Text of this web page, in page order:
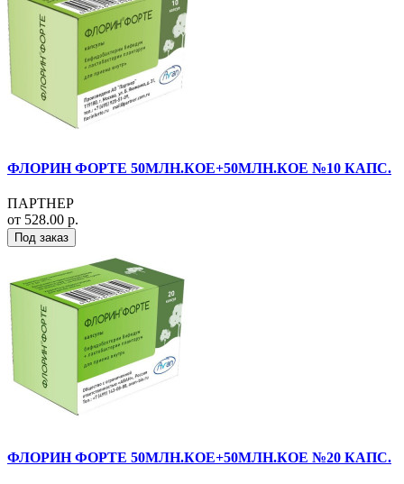
ФЛОРИН ФОРТЕ 50МЛН.КОЕ+50МЛН.КОЕ №10 КАПС.
ПАРТНЕР
от 528.00 р.
Под заказ
ФЛОРИН ФОРТЕ 50МЛН.КОЕ+50МЛН.КОЕ №20 КАПС.